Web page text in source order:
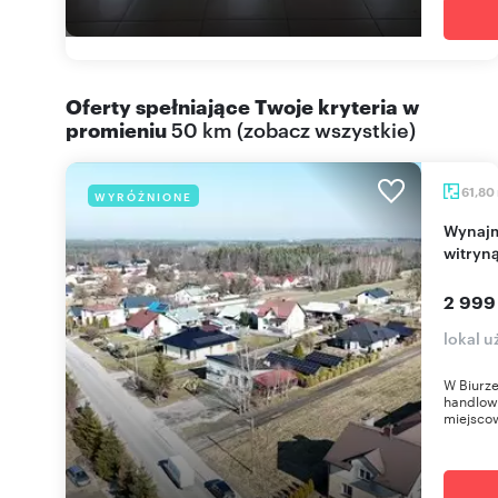
Oferty spełniające Twoje kryteria w
promieniu50 km (zobacz wszystkie)
WYRÓŻNIONE 61,80
Wynajmę lokal handlowo-usługowy 61,8 m² z
2 999
lokal
W